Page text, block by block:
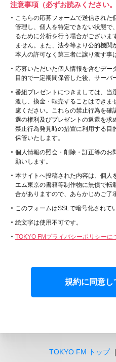
注意事項（必ずお読みください。
こちらの応募フォームで送信された
管理し、個人を特定できない状態で
るために分析を行う場合がございま
ません。また、法令等より公的機
本人の許可なく第三者に譲り渡す事
応募いただいた個人情報を含むデー
目的で一定期間保管した後、サーバ
番組プレゼントにつきましては、当
渡し、換金・転売することはできま
慮ください。これらの禁止行為を確
選の権利及びプレゼントの返還を求
禁止行為発見時の措置に利用する目
保管いたします。
個人情報の照会・削除・訂正等のお
願いします。
本サイトへ投稿された内容は、個人
エム東京の書籍等制作物に無償で転
合がありますので、あらかじめご了
このフォームはSSLで暗号化されて
絵文字は使用不可です。
TOKYO FMプライバシーポリシーに
TOKYO FM トップ